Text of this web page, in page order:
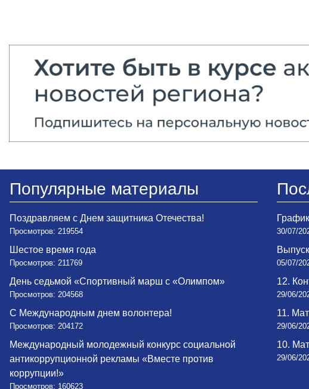
Популярные материалы
Поздравляем с Днем защитника Отечества!
Просмотров: 219554
Шестое время года
Просмотров: 211769
День седьмой «Спортивный марш с «Олимпом»
Просмотров: 204568
С Международным днем волонтера!
Просмотров: 204172
Международный молодежный конкурс социальной
антикоррупционной рекламы «Вместе против
коррупции!»
Просмотров: 160623
30/07/
05/07/
12.
29/06/
11.
29/06/
10.
29/06/